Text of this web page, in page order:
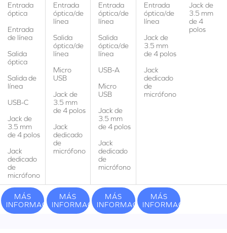
Entrada
óptica
Entrada
de línea
Salida
óptica
Salida de
línea
USB-C
Jack de
3.5 mm
de 4 polos
Jack
dedicado
de
micrófono
Entrada
óptica/de
línea
Salida
óptica/de
línea
Micro
USB
Jack de
3.5 mm
de 4 polos
Jack
dedicado
de
micrófono
Entrada
óptica/de
línea
Salida
óptica/de
línea
USB-A
Micro
USB
Jack de
3.5 mm
de 4 polos
Jack
dedicado
de
micrófono
Entrada
óptica/de
línea
Jack de
3.5 mm
de 4 polos
Jack
dedicado
de
micrófono
Jack de
3.5 mm
de 4
polos
MÁS
INFORMACIÓN
MÁS
INFORMACIÓN
MÁS
INFORMACIÓN
MÁS
INFORMACIÓN